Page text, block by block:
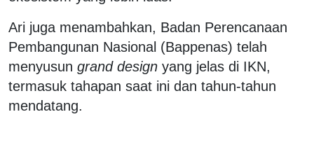
Ari juga menambahkan, Badan Perencanaan
Pembangunan Nasional (Bappenas) telah
menyusun grand design yang jelas di IKN,
termasuk tahapan saat ini dan tahun-tahun
mendatang.